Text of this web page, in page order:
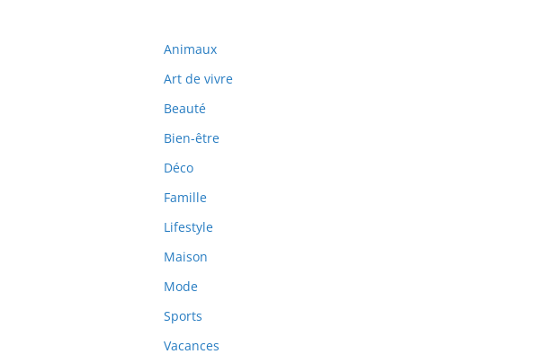
Animaux
Art de vivre
Beauté
Bien-être
Déco
Famille
Lifestyle
Maison
Mode
Sports
Vacances